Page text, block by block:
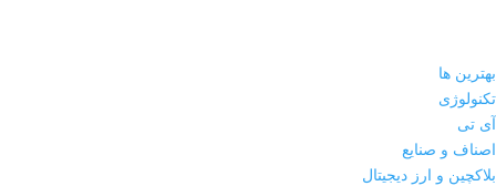
بهترین ها
تکنولوژی
آی تی
اصناف و صنایع
بلاکچین و ارز دیجیتال